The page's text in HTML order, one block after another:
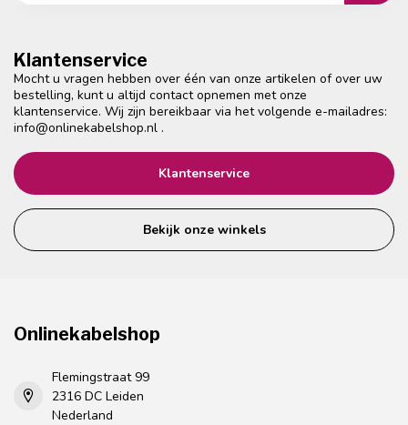
Klantenservice
Mocht u vragen hebben over één van onze artikelen of over uw
bestelling, kunt u altijd contact opnemen met onze
klantenservice. Wij zijn bereikbaar via het volgende e-mailadres:
info@onlinekabelshop.nl .
Klantenservice
Bekijk onze winkels
Onlinekabelshop
Flemingstraat 99
2316 DC Leiden
Nederland